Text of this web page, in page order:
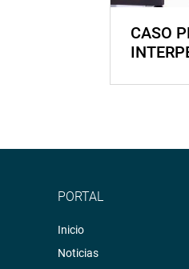
CASO
PORTAL
Inicio
Noticias